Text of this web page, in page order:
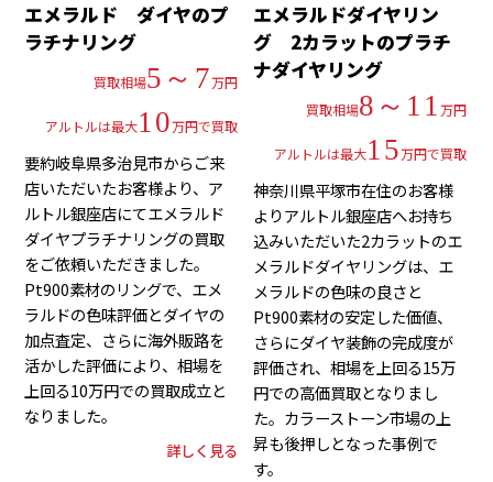
エメラルド ダイヤのプ
ラチナリング
買取相場5～7万円
アルトルは最大10万円で買取
要約岐阜県多治見市からご来
店いただいたお客様より、ア
ルトル銀座店にてエメラルド
ダイヤプラチナリングの買取
をご依頼いただきました。
Pt900素材のリングで、エメ
ラルドの色味評価とダイヤの
加点査定、さらに海外販路を
活かした評価により、相場を
上回る10万円での買取成立と
なりました。
詳しく見る
エメラルドダイヤリン
グ 2カラットのプラチ
ナダイヤリング
買取相場8～11万円
アルトルは最大15万円で買取
神奈川県平塚市在住のお客様
よりアルトル銀座店へお持ち
込みいただいた2カラットのエ
メラルドダイヤリングは、エ
メラルドの色味の良さと
Pt900素材の安定した価値、
さらにダイヤ装飾の完成度が
評価され、相場を上回る15万
円での高価買取となりまし
た。カラーストーン市場の上
昇も後押しとなった事例で
す。